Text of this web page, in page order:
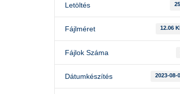
Letöltés
Fájlméret 12.06
Fájlok Száma
Dátumkészítés 2023-08-